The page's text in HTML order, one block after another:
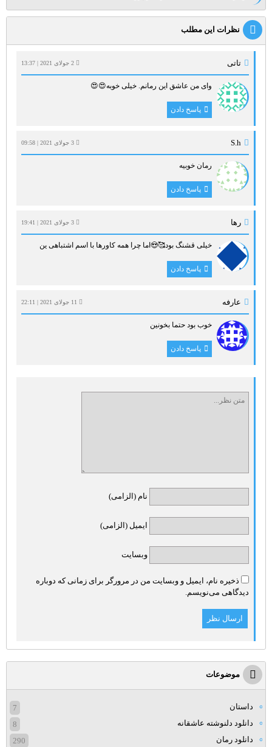
نظرات این مطلب
تاتی 2 جولای 2021 | 13:37
وای من عاشق این رمانم. خیلی خوبه😍😍
پاسخ دادن
S.h 3 جولای 2021 | 09:58
رمان خوبیه
پاسخ دادن
رها 3 جولای 2021 | 19:41
خیلی قشنگ بود🥰😍اما چرا همه کاورها با اسم اشتباهی ین
پاسخ دادن
عارفه 11 جولای 2021 | 22:11
خوب بود حتما بخونین
پاسخ دادن
نام (الزامی)
ایمیل (الزامی)
وبسایت
ذخیره نام، ایمیل و وبسایت من در مرورگر برای زمانی که دوباره
دیدگاهی می‌نویسم.
موضوعات
داستان
7
دانلود دلنوشته عاشقانه
8
دانلود رمان
290